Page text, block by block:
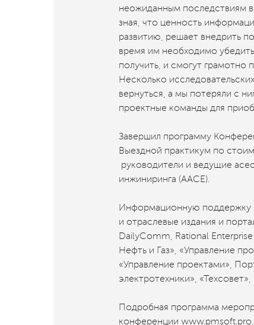
неожиданным последствиям
зная, что ценность
развитию, решает внедрить
время им необходимо
получить, и смогут грамотно
Несколько
вернуться, а мы потеряли с
проектные команды для
Завершил программу
Выездной практикум по
руководители и ведущие
инжиниринга (AACE).
Информационную поддержку
и отраслевые издания и
DailyComm, Rational
Нефть и Газ», «Управление
«Управление проектами»,
электротехники»,
Подробная программа
конференции www.pmsoft.pro.